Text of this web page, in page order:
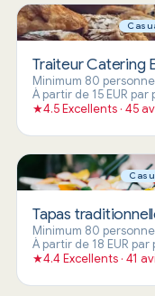
Traiteur Catering
Minimum 80
À partir de 15 EUR par
★4.5 Excellents · 45
Tapas
Minimum 80
À partir de 18 EUR
★4.4 Excellents · 41